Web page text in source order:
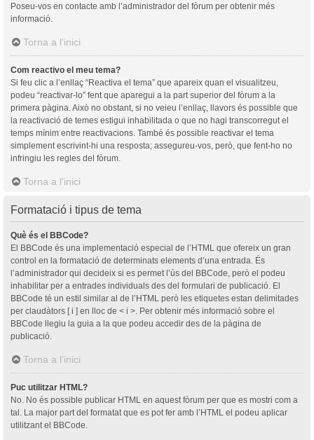
Poseu-vos en contacte amb l’administrador del fòrum per obtenir més
informació.
Torna a l’inici
Com reactivo el meu tema?
Si feu clic a l’enllaç “Reactiva el tema” que apareix quan el visualitzeu,
podeu “reactivar-lo” fent que aparegui a la part superior del fòrum a la
primera pàgina. Això no obstant, si no veieu l’enllaç, llavors és possible que
la reactivació de temes estigui inhabilitada o que no hagi transcorregut el
temps mínim entre reactivacions. També és possible reactivar el tema
simplement escrivint-hi una resposta; assegureu-vos, però, que fent-ho no
infringiu les regles del fòrum.
Torna a l’inici
Formatació i tipus de tema
Què és el BBCode?
El BBCode és una implementació especial de l’HTML que ofereix un gran
control en la formatació de determinats elements d’una entrada. És
l’administrador qui decideix si es permet l’ús del BBCode, però el podeu
inhabilitar per a entrades individuals des del formulari de publicació. El
BBCode té un estil similar al de l’HTML però les etiquetes estan delimitades
per claudàtors [ i ] en lloc de < i >. Per obtenir més informació sobre el
BBCode llegiu la guia a la que podeu accedir des de la pàgina de
publicació.
Torna a l’inici
Puc utilitzar HTML?
No. No és possible publicar HTML en aquest fòrum per que es mostri com a
tal. La major part del formatat que es pot fer amb l’HTML el podeu aplicar
utilitzant el BBCode.